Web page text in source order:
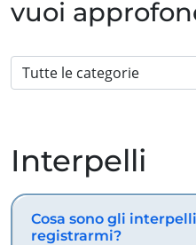
vuoi
Interpelli
Cosa sono gli
registrarmi?